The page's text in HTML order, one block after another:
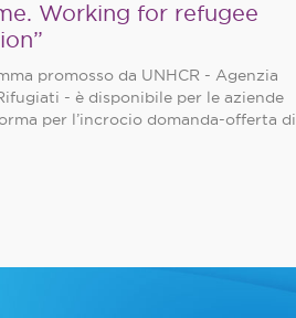
Working for refugee
promosso da UNHCR - Agenzia
- è disponibile per le aziende
per l’incrocio domanda-offerta di